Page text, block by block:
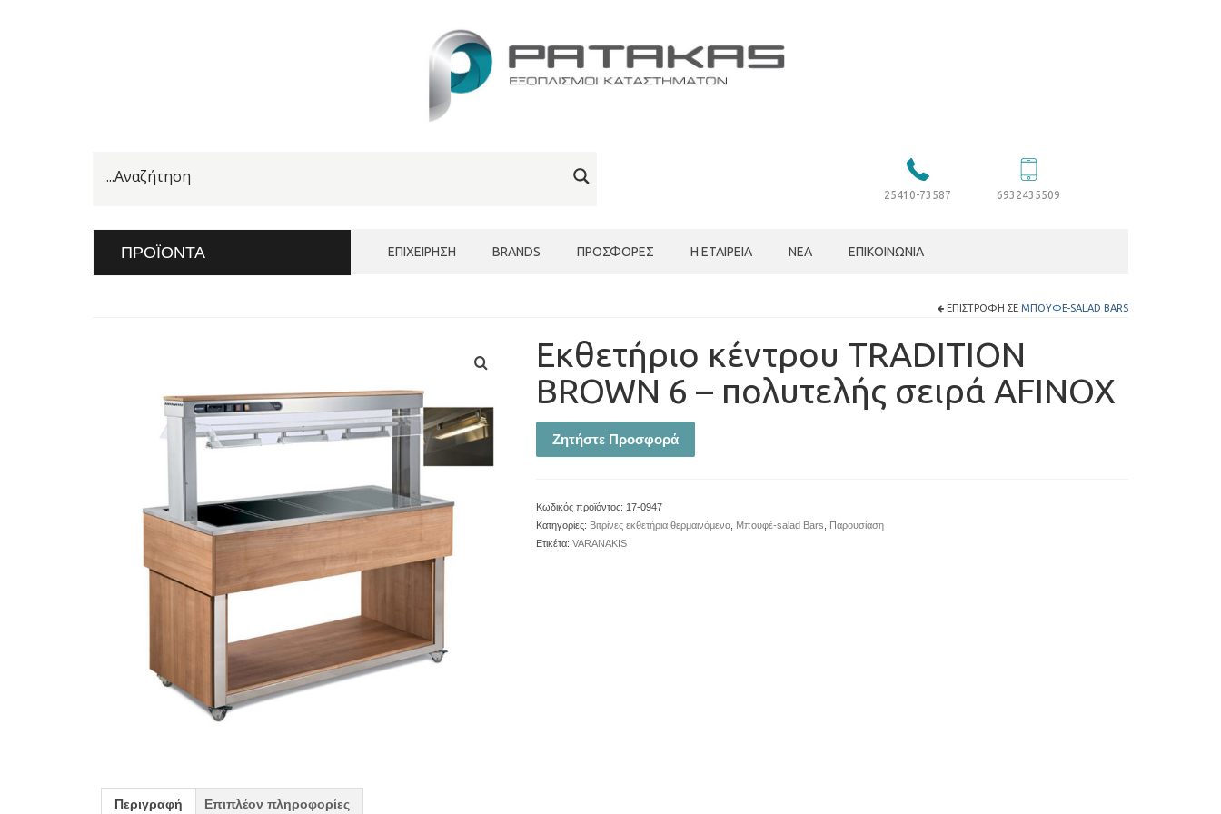
25410-73587 6932435509
ΠΡΟΪΌΝΤΑ ΕΠΙΧΕΊΡΗΣΗ BRANDS ΠΡΟΣΦΟΡΈΣ Η ΕΤΑΙΡΕΊΑ ΝΈΑ ΕΠΙΚΟΙΝΩΝΊΑ
ΕΠΙΣΤΡΟΦΉ ΣΕ ΜΠΟΥΦΈ-SALAD BARS
Εκθετήριο κέντρου TRADITION
BROWN 6 – πολυτελής σειρά AFINOX
Ζητήστε Προσφορά
Κωδικός προϊόντος: 17-0947
Κατηγορίες: Βιτρίνες εκθετήρια θερμαινόμενα, Μπουφέ-salad Bars
Παρουσίαση
Ετικέτα: VARANAKIS
Περιγραφή Επιπλέον πληροφορίες